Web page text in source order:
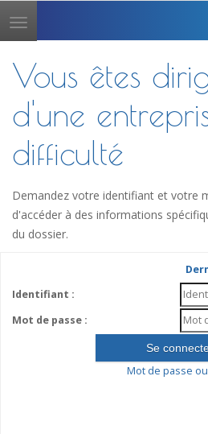
Toggle
navigation
Vous êtes
d'une
difficulté
Demandez votre identifiant et votre
d'accéder à des informations
du dossier.
Identifiant :
Mot de passe :
Mot de passe